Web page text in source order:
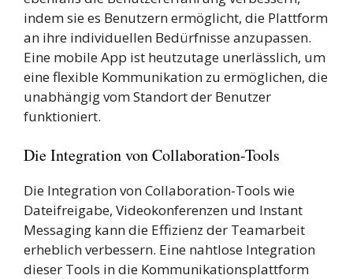
indem sie es Benutzern ermöglicht, die Plattform
an ihre individuellen Bedürfnisse anzupassen.
Eine mobile App ist heutzutage unerlässlich, um
eine flexible Kommunikation zu ermöglichen, die
unabhängig vom Standort der Benutzer
funktioniert.
Die Integration von Collaboration-Tools
Die Integration von Collaboration-Tools wie
Dateifreigabe, Videokonferenzen und Instant
Messaging kann die Effizienz der Teamarbeit
erheblich verbessern. Eine nahtlose Integration
dieser Tools in die Kommunikationsplattform